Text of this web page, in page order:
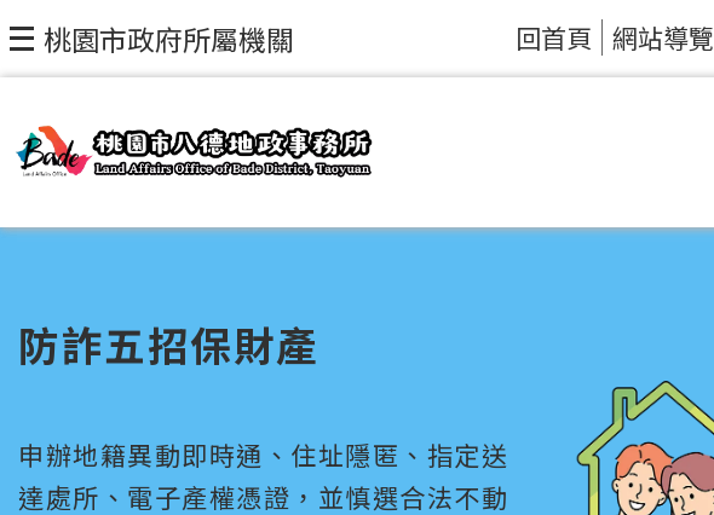
桃園市政府所屬機關 回首頁 網站導覽
防詐五招保財產
申辦地籍異動即時通、住址隱匿、指定送
達處所、電子產權憑證，並慎選合法不動